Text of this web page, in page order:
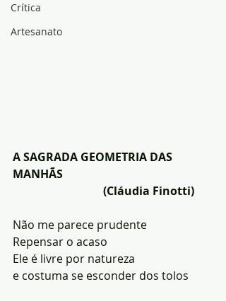
Crítica
Artesanato
A SAGRADA GEOMETRIA DAS
MANHÃS
                                (Cláudia Finotti)
Não me parece prudente
Repensar o acaso
Ele é livre por natureza
e costuma se esconder dos tolos